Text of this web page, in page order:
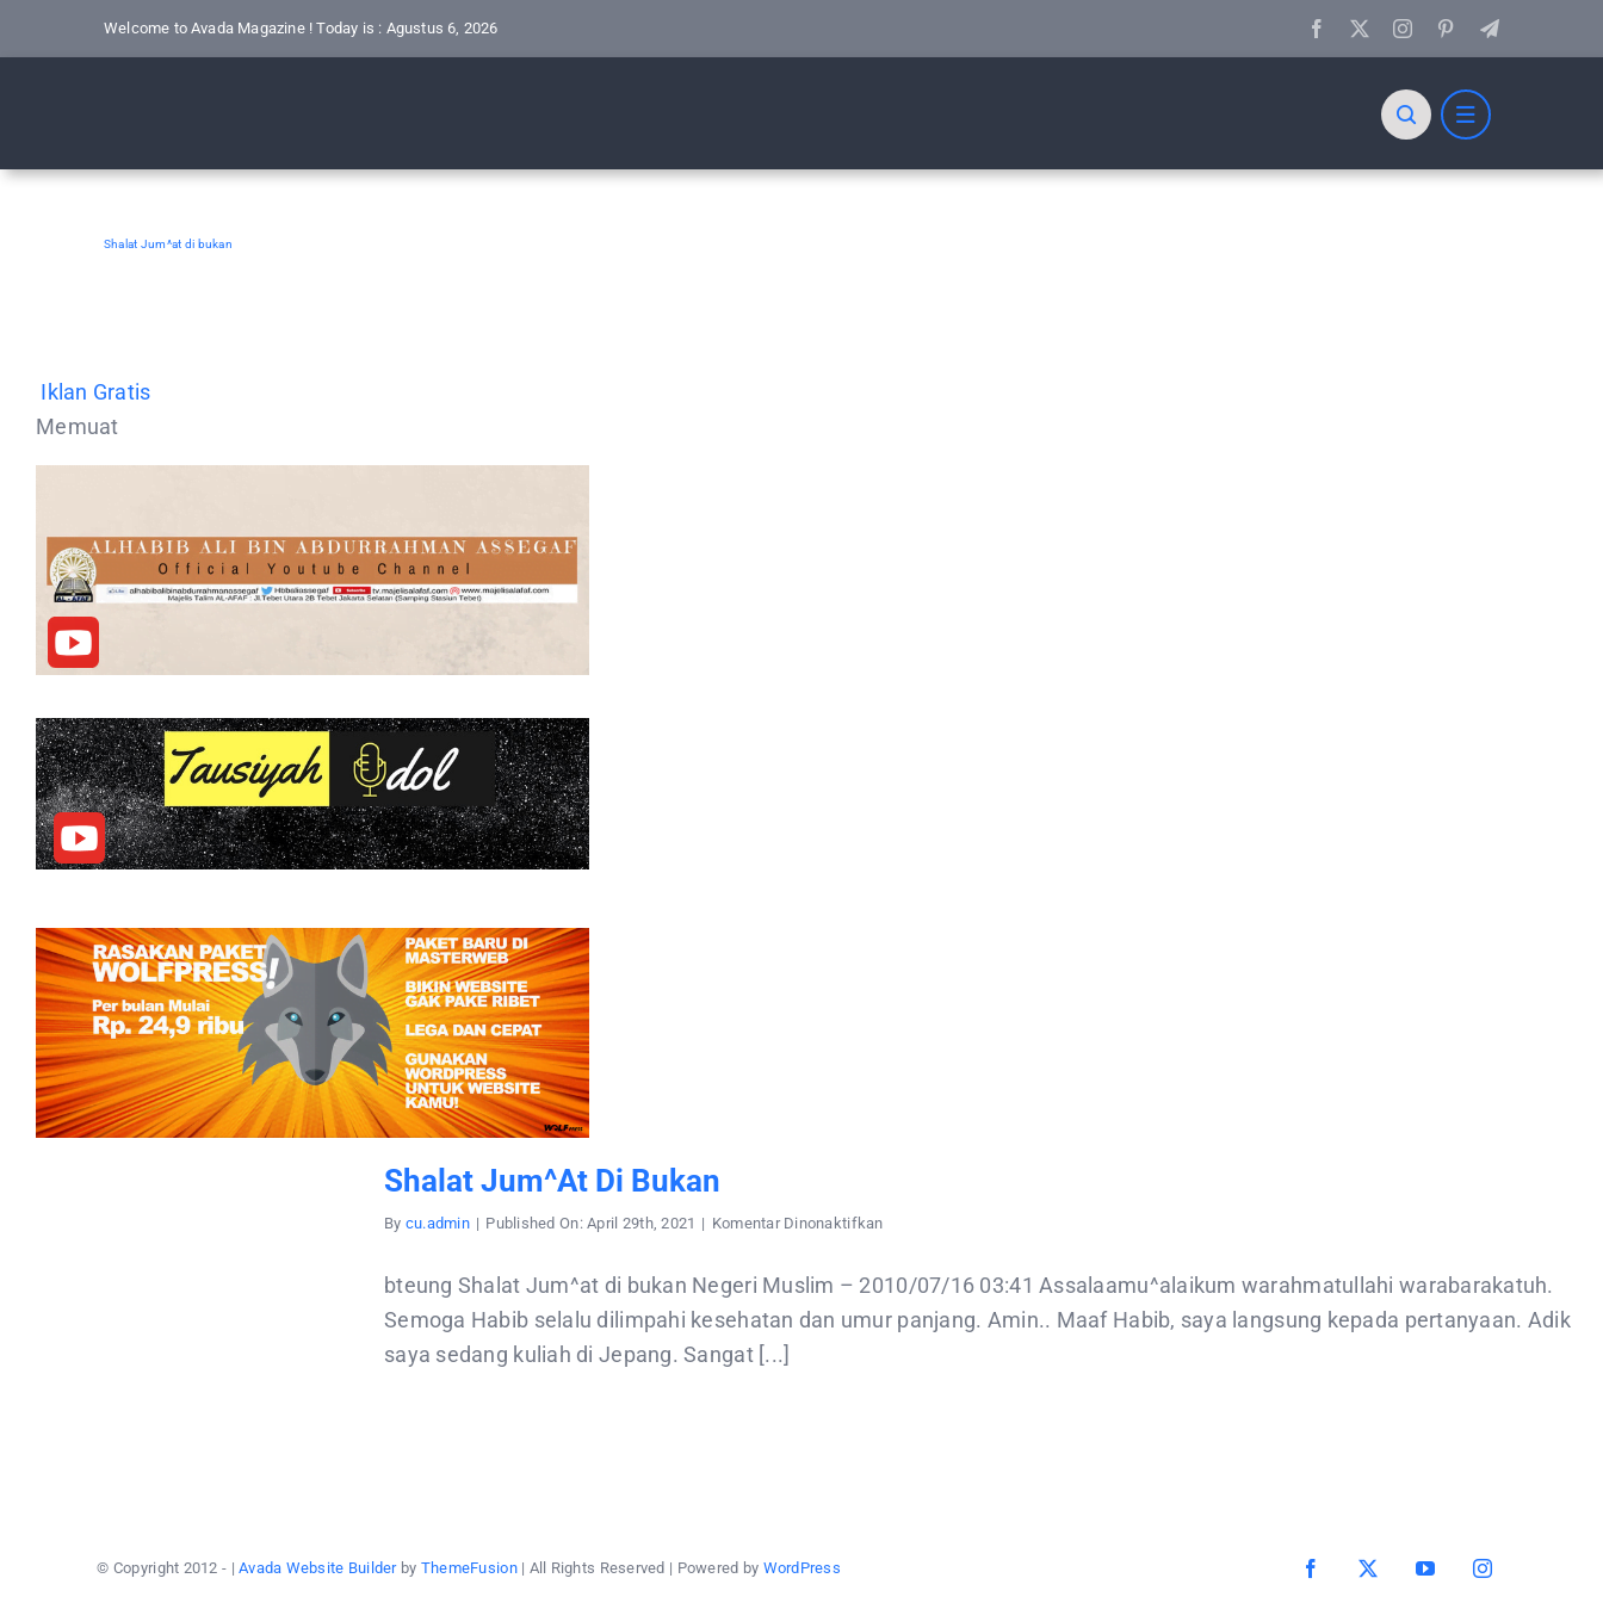
Welcome to Avada Magazine ! Today is : Agustus 6, 2026
Shalat Jum^at di bukan
Iklan Gratis
Memuat
Shalat Jum^at Di Bukan
By cu.admin | Published On: April 29th, 2021 | Komentar Dinonaktifkanpada
di
bukan
bteung Shalat Jum^at di bukan Negeri Muslim – 2010/07/16 03:41 Assalaamu^alaikum warahmatullahi warabarakatuh.
Semoga Habib selalu dilimpahi kesehatan dan umur panjang. Amin.. Maaf Habib, saya langsung kepada pertanyaan. Adik
saya sedang kuliah di Jepang. Sangat [...]
© Copyright 2012 - |Avada Website Builderby ThemeFusion| All Rights Reserved | Powered by WordPress Facebook
X YouTubeInstagram